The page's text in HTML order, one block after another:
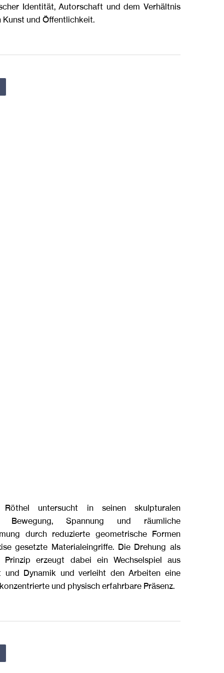
Identität, Autorschaft und dem Verhältnis
Kunst und Öffentlichkeit.
Röthel untersucht in seinen skulpturalen
Bewegung, Spannung und räumliche
durch reduzierte geometrische Formen
gesetzte Materialeingriffe. Die Drehung als
Prinzip erzeugt dabei ein Wechselspiel aus
und Dynamik und verleiht den Arbeiten eine
und physisch erfahrbare Präsenz.